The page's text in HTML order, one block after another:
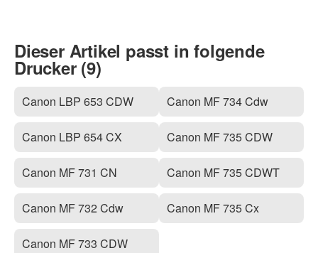
Dieser Artikel passt in folgende
Drucker (9)
Canon LBP 653 CDW
Canon LBP 654 CX
Canon MF 731 CN
Canon MF 732 Cdw
Canon MF 733 CDW
Canon MF 734 Cdw
Canon MF 735 CDW
Canon MF 735 CDWT
Canon MF 735 Cx